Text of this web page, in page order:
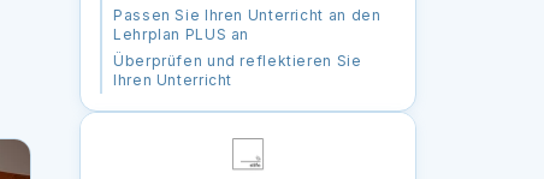
Passen Sie Ihren Unterricht an den
Lehrplan PLUS an
Überprüfen und reflektieren Sie
Ihren Unterricht